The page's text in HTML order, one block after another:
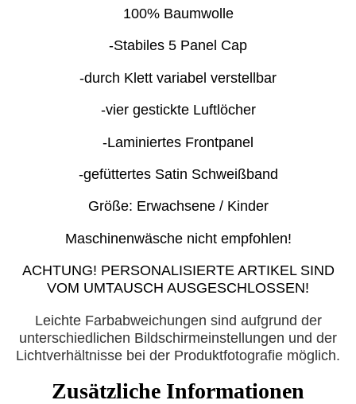
100% Baumwolle
-Stabiles 5 Panel Cap
-durch Klett variabel verstellbar
-vier gestickte Luftlöcher
-Laminiertes Frontpanel
-gefüttertes Satin Schweißband
Größe: Erwachsene / Kinder
Maschinenwäsche nicht empfohlen!
ACHTUNG! PERSONALISIERTE ARTIKEL SIND
VOM UMTAUSCH AUSGESCHLOSSEN!
Leichte Farbabweichungen sind aufgrund der
unterschiedlichen Bildschirmeinstellungen und der
Lichtverhältnisse bei der Produktfotografie möglich.
Zusätzliche Informationen